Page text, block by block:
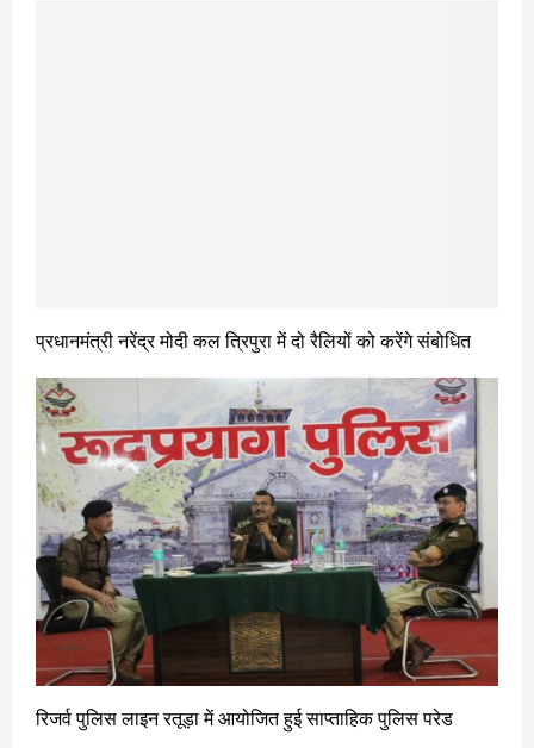
प्रधानमंत्री नरेंद्र मोदी कल त्रिपुरा में दो रैलियों को करेंगे संबोधित
रिजर्व पुलिस लाइन रतूड़ा में आयोजित हुई साप्ताहिक पुलिस परेड